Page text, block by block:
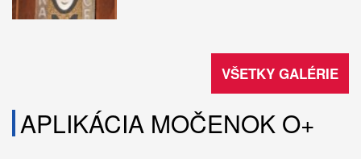
VŠETKY GALÉRIE
APLIKÁCIA MOČENOK O+